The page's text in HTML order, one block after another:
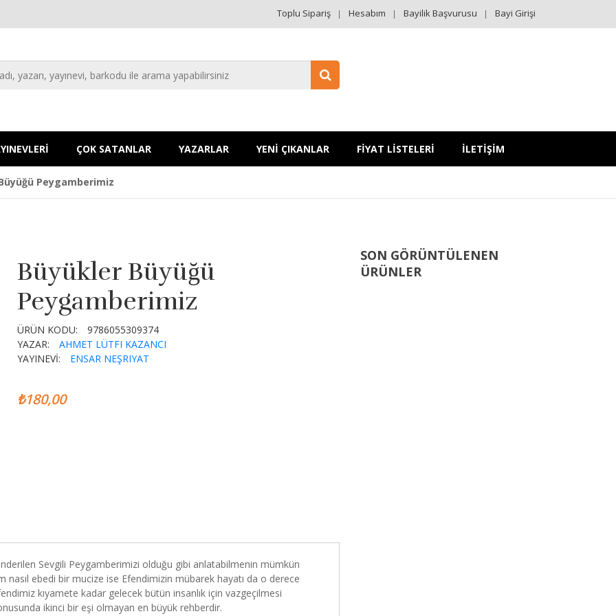
Toplu Sipariş Hesabım Bayilik Başvurusu Bayi Girişi
ÇOK SATANLAR YAZARLAR YENİ ÇIKANLAR FİYAT LİSTELERİ İLETİŞİM
Peygamberimiz
Büyükler Büyüğü
Peygamberimiz
ÜRÜN KODU:
9786055309374
YAZAR:
AHMET LÜTFI KAZANCI
YAYINEVİ:
ENSAR NEŞRIYAT
₺180,00
Sevgili Peygamberimizi olduğu gibi anlatabilmenin mümkün
nasıl ebedi bir mucize ise Efendimizin mübarek hayatı da o derece
kıyamete kadar gelecek bütün insanlık için vazgeçilmesi
ikinci bir eşi olmayan en büyük rehberdir.
SON GÖRÜNTÜLENEN
ÜRÜNLER